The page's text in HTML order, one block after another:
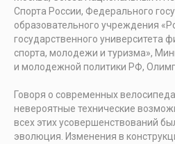
Спорта России, Федерального
образовательного учреждения
государственного университета
спорта, молодежи и туризма»,
и молодежной политики РФ,
Говоря о современных
невероятные технические
всех этих усовершенствований
эволюция. Изменения в